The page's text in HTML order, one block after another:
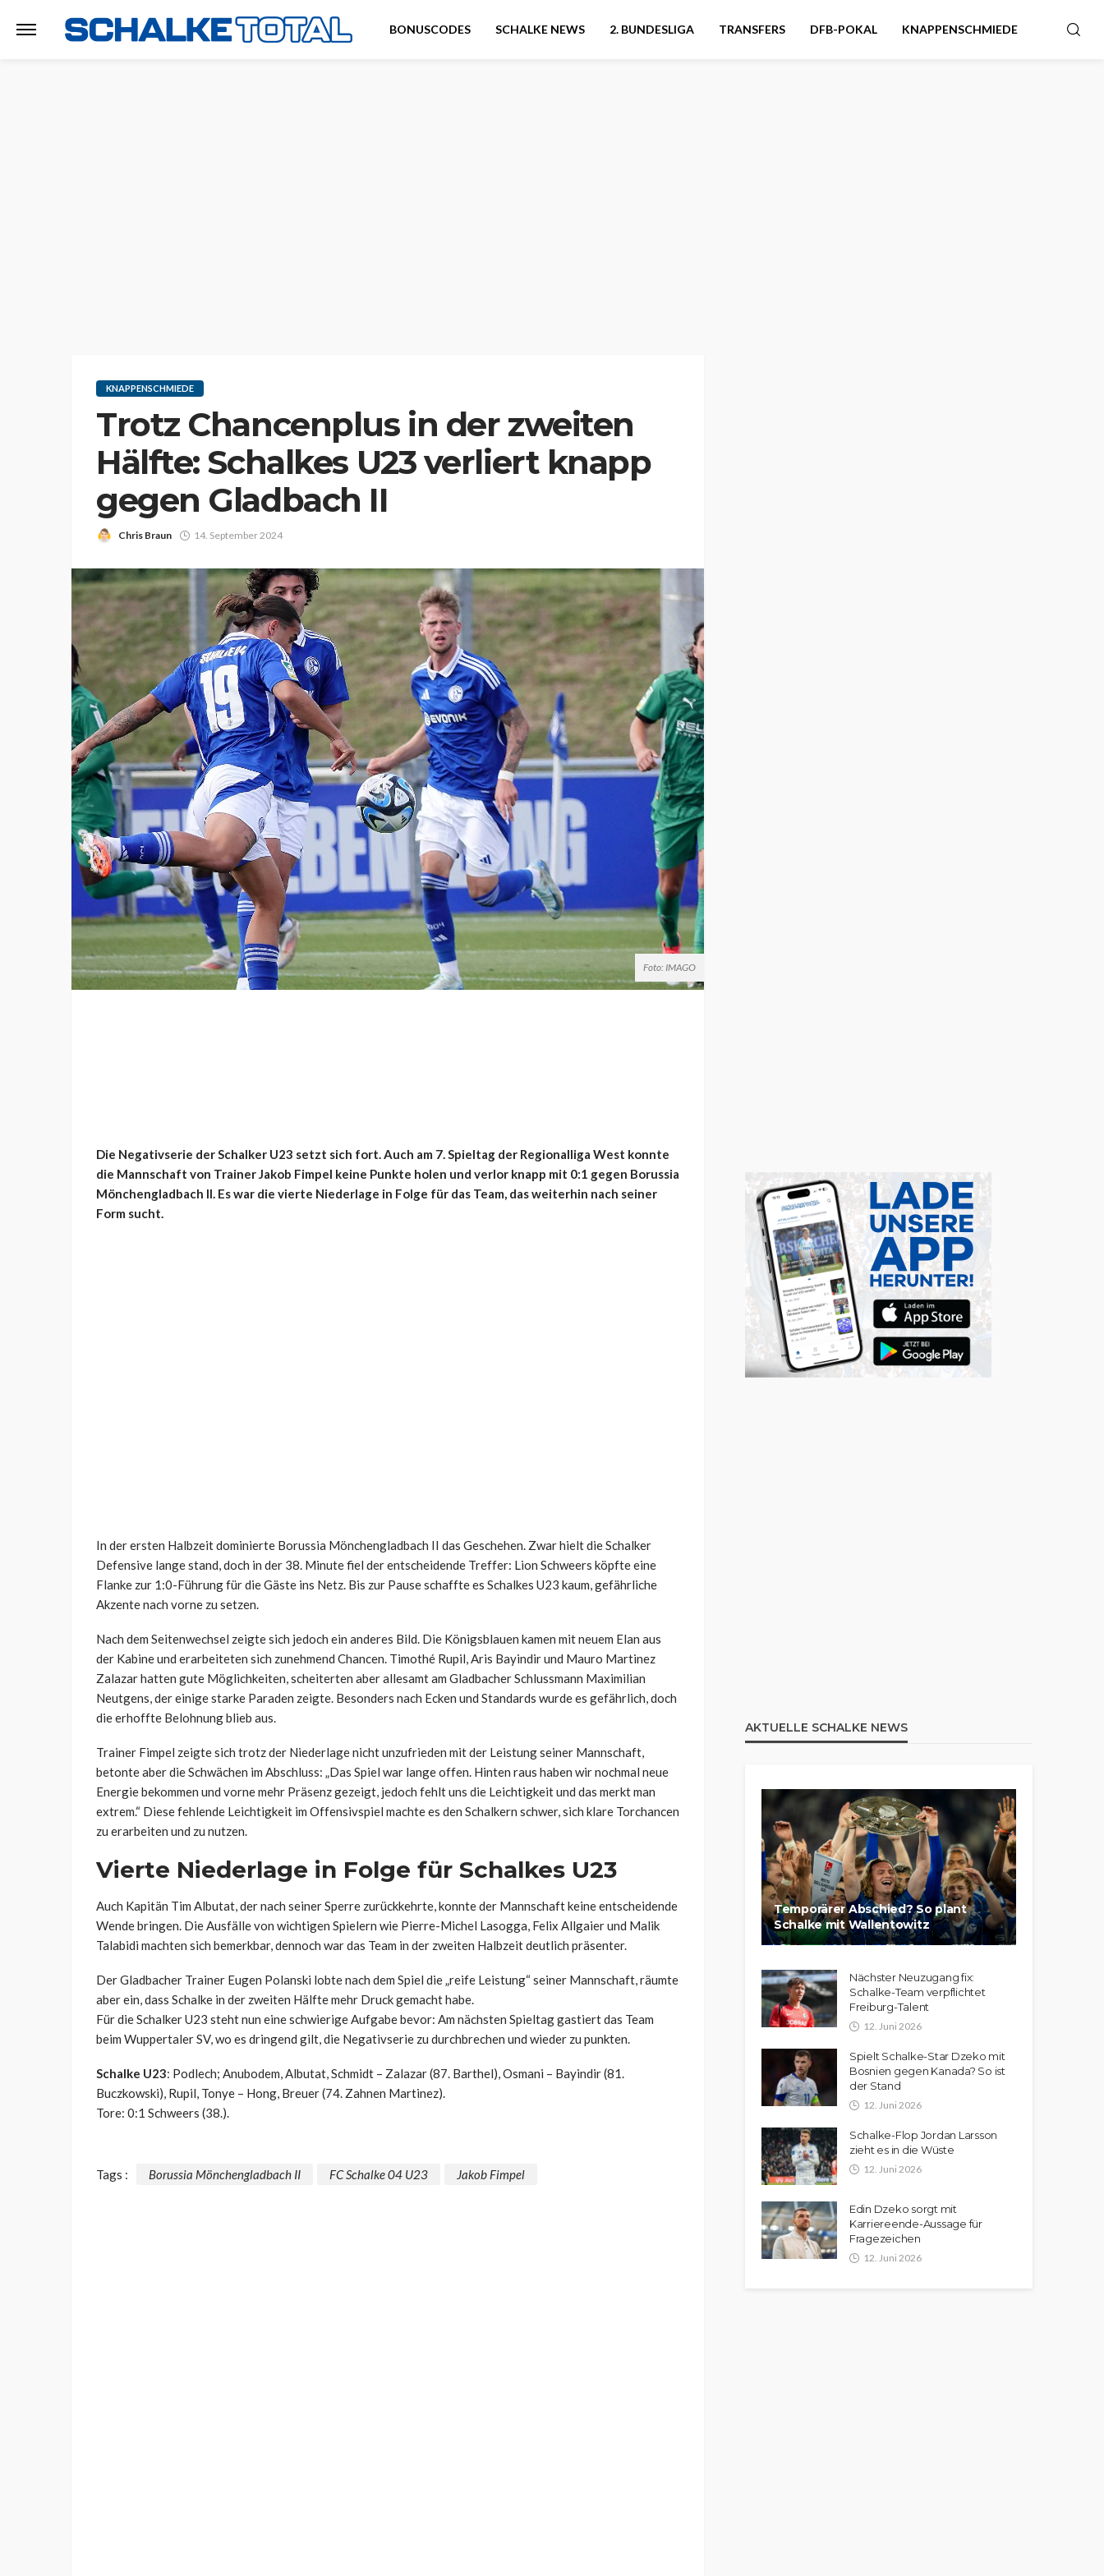
BONUSCODES SCHALKE NEWS 2. BUNDESLIGA TRANSFERS DFB-POKAL KNAPPENSCHMIEDE
KNAPPENSCHMIEDE
Trotz Chancenplus in der zweiten
Hälfte: Schalkes U23 verliert knapp
gegen Gladbach II
Chris Braun 14. September 2024
Foto: IMAGO
Die Negativserie der Schalker U23 setzt sich fort. Auch am 7. Spieltag der Regionalliga West konnte
die Mannschaft von Trainer Jakob Fimpel keine Punkte holen und verlor knapp mit 0:1 gegen Borussia
Mönchengladbach II. Es war die vierte Niederlage in Folge für das Team, das weiterhin nach seiner
Form sucht.
In der ersten Halbzeit dominierte Borussia Mönchengladbach II das Geschehen. Zwar hielt die Schalker
Defensive lange stand, doch in der 38. Minute fiel der entscheidende Treffer: Lion Schweers köpfte eine
Flanke zur 1:0-Führung für die Gäste ins Netz. Bis zur Pause schaffte es Schalkes U23 kaum, gefährliche
Akzente nach vorne zu setzen.
Nach dem Seitenwechsel zeigte sich jedoch ein anderes Bild. Die Königsblauen kamen mit neuem Elan aus
der Kabine und erarbeiteten sich zunehmend Chancen. Timothé Rupil, Aris Bayindir und Mauro Martinez
Zalazar hatten gute Möglichkeiten, scheiterten aber allesamt am Gladbacher Schlussmann Maximilian
Neutgens, der einige starke Paraden zeigte. Besonders nach Ecken und Standards wurde es gefährlich, doch
die erhoffte Belohnung blieb aus.
Trainer Fimpel zeigte sich trotz der Niederlage nicht unzufrieden mit der Leistung seiner Mannschaft,
betonte aber die Schwächen im Abschluss: „Das Spiel war lange offen. Hinten raus haben wir nochmal neue
Energie bekommen und vorne mehr Präsenz gezeigt, jedoch fehlt uns die Leichtigkeit und das merkt man
extrem.“ Diese fehlende Leichtigkeit im Offensivspiel machte es den Schalkern schwer, sich klare Torchancen
zu erarbeiten und zu nutzen.
Vierte Niederlage in Folge für Schalkes U23
Auch Kapitän Tim Albutat, der nach seiner Sperre zurückkehrte, konnte der Mannschaft keine entscheidende
Wende bringen. Die Ausfälle von wichtigen Spielern wie Pierre-Michel Lasogga, Felix Allgaier und Malik
Talabidi machten sich bemerkbar, dennoch war das Team in der zweiten Halbzeit deutlich präsenter.
Der Gladbacher Trainer Eugen Polanski lobte nach dem Spiel die „reife Leistung“ seiner Mannschaft, räumte
aber ein, dass Schalke in der zweiten Hälfte mehr Druck gemacht habe.
Für die Schalker U23 steht nun eine schwierige Aufgabe bevor: Am nächsten Spieltag gastiert das Team
beim Wuppertaler SV, wo es dringend gilt, die Negativserie zu durchbrechen und wieder zu punkten.
Schalke U23: Podlech; Anubodem, Albutat, Schmidt – Zalazar (87. Barthel), Osmani – Bayindir (81.
Buczkowski), Rupil, Tonye – Hong, Breuer (74. Zahnen Martinez).
Tore: 0:1 Schweers (38.).
Tags : Borussia Mönchengladbach II FC Schalke 04 U23 Jakob Fimpel
AKTUELLE SCHALKE NEWS
Temporärer Abschied? So plant
Schalke mit Wallentowitz
Nächster Neuzugang fix:
Schalke-Team verpflichtet
Freiburg-Talent
12. Juni 2026
Spielt Schalke-Star Dzeko mit
Bosnien gegen Kanada? So ist
der Stand
12. Juni 2026
Schalke-Flop Jordan Larsson
zieht es in die Wüste
12. Juni 2026
Edin Dzeko sorgt mit
Karriereende-Aussage für
Fragezeichen
12. Juni 2026